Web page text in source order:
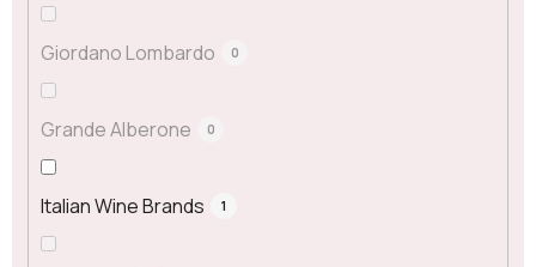
Giordano Lombardo 0
Grande Alberone 0
Italian Wine Brands 1